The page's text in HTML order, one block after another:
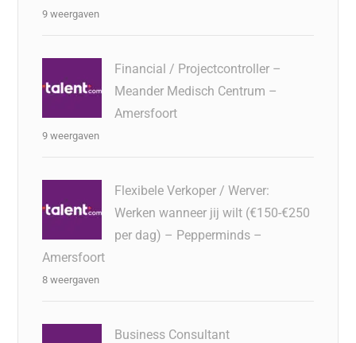
9 weergaven
Financial / Projectcontroller –
Meander Medisch Centrum –
Amersfoort
9 weergaven
Flexibele Verkoper / Werver:
Werken wanneer jij wilt (€150-€250
per dag) – Pepperminds –
Amersfoort
8 weergaven
Business Consultant